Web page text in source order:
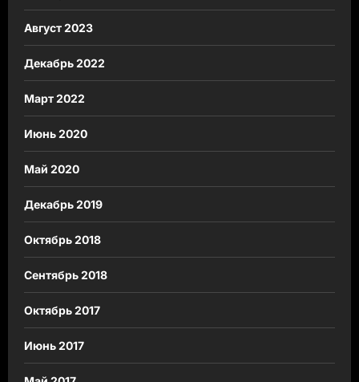
Август 2023
Декабрь 2022
Март 2022
Июнь 2020
Май 2020
Декабрь 2019
Октябрь 2018
Сентябрь 2018
Октябрь 2017
Июнь 2017